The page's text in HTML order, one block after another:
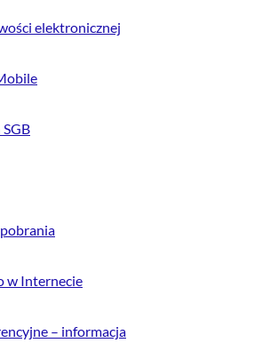
elektronicznej
w Internecie
– informacja